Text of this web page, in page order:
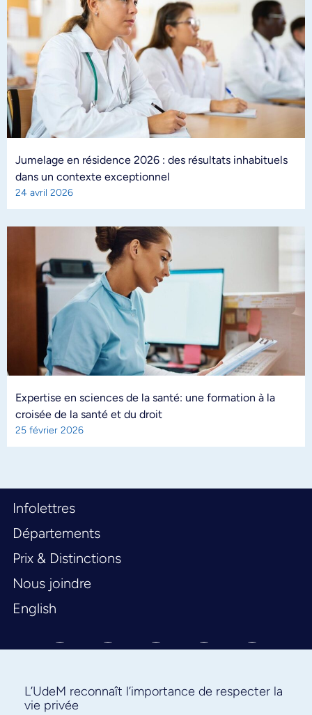
Jumelage en résidence 2026 : des résultats inhabituels
dans un contexte exceptionnel
24 avril 2026
Expertise en sciences de la santé: une formation à la
croisée de la santé et du droit
25 février 2026
Infolettres
Départements
Prix & Distinctions
Nous joindre
English
L’UdeM reconnaît l’importance de respecter la
vie privée